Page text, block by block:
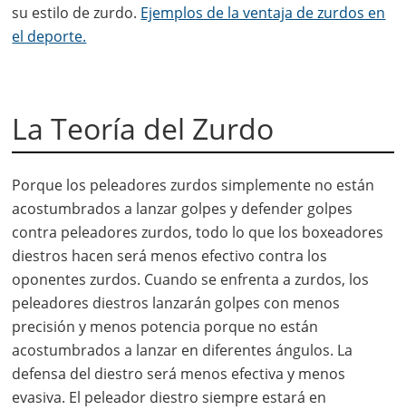
su estilo de zurdo. Ejemplos de la ventaja de zurdos en
el deporte.
La Teoría del Zurdo
Porque los peleadores zurdos simplemente no están
acostumbrados a lanzar golpes y defender golpes
contra peleadores zurdos, todo lo que los boxeadores
diestros hacen será menos efectivo contra los
oponentes zurdos. Cuando se enfrenta a zurdos, los
peleadores diestros lanzarán golpes con menos
precisión y menos potencia porque no están
acostumbrados a lanzar en diferentes ángulos. La
defensa del diestro será menos efectiva y menos
evasiva. El peleador diestro siempre estará en